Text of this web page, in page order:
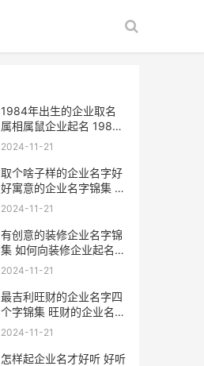
1984年出生的企业取名
属相属鼠企业起名 1984
年出生的企业家
2024-11-21
取个啥子样的企业名字好
好寓意的企业名字锦集 取
一个什么好听的公司名
2024-11-21
有创意的装修企业名字锦
集 如何向装修企业起名字
好的装修创意
2024-11-21
最吉利旺财的企业名字四
个字锦集 旺财的企业名字
如何取 最吉利旺财的字有
2024-11-21
怎样起企业名才好听 好听